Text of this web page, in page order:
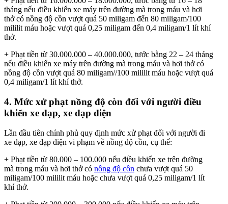
tháng nếu điều khiển xe máy trên đường mà trong máu và hơi
thở có nồng độ cồn vượt quá 50 miligam đến 80 miligam/100
mililit máu hoặc vượt quá 0,25 miligam đến 0,4 miligam/1 lít khí
thở.
+ Phạt tiền từ 30.000.000 – 40.000.000, tước bằng 22 – 24 tháng
nếu điều khiển xe máy trên đường mà trong máu và hơi thở có
nồng độ cồn vượt quá 80 miligam//100 mililit máu hoặc vượt quá
0,4 miligam/1 lít khí thở.
4. Mức xử phạt nồng độ còn đối với người điều
khiển xe đạp, xe đạp điện
Lần đầu tiên chính phủ quy định mức xử phạt đối với người đi
xe đạp, xe đạp điện vi phạm về nồng độ cồn, cụ thể:
+ Phạt tiền từ 80.000 – 100.000 nếu điều khiển xe trên đường
mà trong máu và hơi thở có nồng độ cồn chưa vượt quá 50
miligam/100 mililit máu hoặc chưa vượt quá 0,25 miligam/1 lít
khí thở.